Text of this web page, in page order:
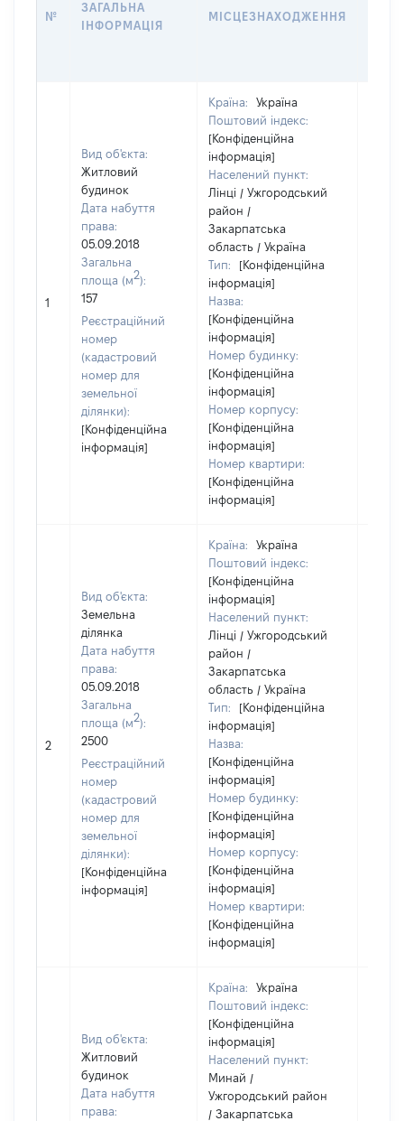
№
ЗАГАЛЬНА
ІНФОРМАЦІЯ
МІСЦЕЗНАХОДЖЕННЯ
1
Вид об'єкта:
Житловий
будинок
Дата набуття
права:
05.09.2018
Загальна
площа (м2):
157
Реєстраційний
номер
(кадастровий
номер для
земельної
ділянки):
[Конфіденційна
інформація]
Країна:
Україна
Поштовий індекс:
[Конфіденційна
інформація]
Населений пункт:
Лінці / Ужгородський
район /
Закарпатська
область / Україна
Тип:
[Конфіденційна
інформація]
Назва:
[Конфіденційна
інформація]
Номер будинку:
[Конфіденційна
інформація]
Номер корпусу:
[Конфіденційна
інформація]
Номер квартири:
[Конфіденційна
інформація]
2
Вид об'єкта:
Земельна
ділянка
Дата набуття
права:
05.09.2018
Загальна
площа (м2):
2500
Реєстраційний
номер
(кадастровий
номер для
земельної
ділянки):
[Конфіденційна
інформація]
Країна:
Україна
Поштовий індекс:
[Конфіденційна
інформація]
Населений пункт:
Лінці / Ужгородський
район /
Закарпатська
область / Україна
Тип:
[Конфіденційна
інформація]
Назва:
[Конфіденційна
інформація]
Номер будинку:
[Конфіденційна
інформація]
Номер корпусу:
[Конфіденційна
інформація]
Номер квартири:
[Конфіденційна
інформація]
Вид об'єкта:
Житловий
будинок
Дата набуття
права:
Країна:
Україна
Поштовий індекс:
[Конфіденційна
інформація]
Населений пункт:
Минай /
Ужгородський район
/ Закарпатська